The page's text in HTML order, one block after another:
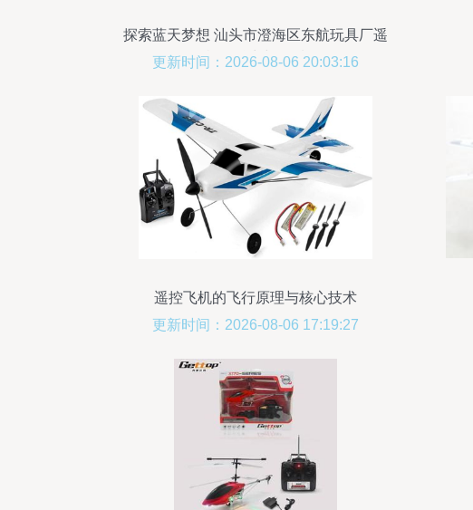
探索蓝天梦想 汕头市澄海区东航玩具厂遥
控飞机的魅力与品质解析
更新时间：2026-08-06 20:03:16
遥控飞机的飞行原理与核心技术
更新时间：2026-08-06 17:19:27